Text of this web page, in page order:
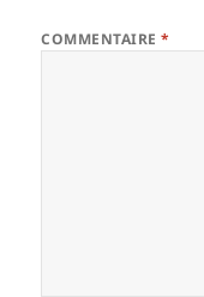
COMMENTAIRE*